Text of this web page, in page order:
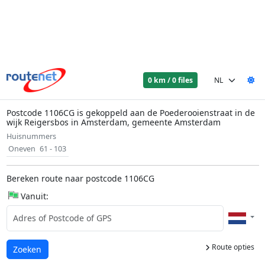
0 km / 0 files
Postcode 1106CG is gekoppeld aan de Poederooienstraat in de
wijk Reigersbos in Amsterdam, gemeente Amsterdam
Huisnummers
Oneven 61 - 103
Bereken route naar postcode 1106CG
Vanuit:
Route opties
Laden...
Zoeken